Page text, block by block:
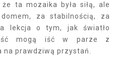
ta mozaika była siłą, ale
za stabilnością, za
lekcja o tym, jak światło
mogą iść w parze z
na prawdziwą przystań.